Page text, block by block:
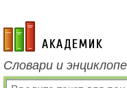
academic.ru
Словари и